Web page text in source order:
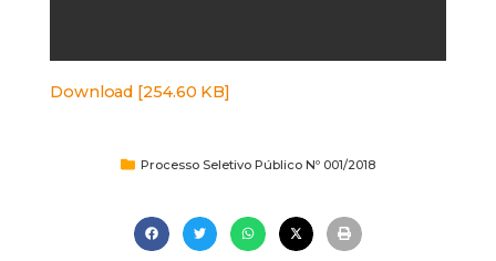
Download [254.60 KB]
Processo Seletivo Público Nº 001/2018